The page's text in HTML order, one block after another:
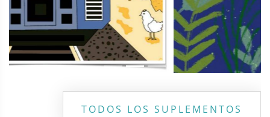
TODOS LOS SUPLEMENTOS